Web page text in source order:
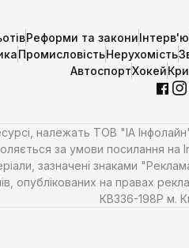
Реформи та закониІнтерв'ю
ПромисловістьНерухомість
АвтоспортХокей
належать ТОВ "ІА
за умови посилання
зазначені знаками
опублікованих на правах
КВ336-198Р м.